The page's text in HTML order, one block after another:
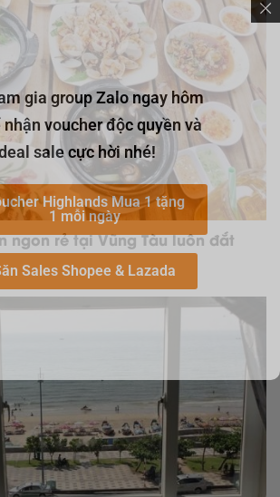
ngon rẻ tại Vũng Tàu luôn đắt
gia group Zalo ngay hôm
nhận voucher độc quyền và
sale cực hời nhé!
Highlands Mua 1 tặng
1 mỗi ngày
Sales Shopee & Lazada